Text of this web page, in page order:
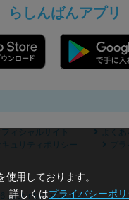
らしんばんアプリ
フィシャルサイト よく
キュリティポリシー
プ
Lashinbang Co.,Ltd.
用しております。
詳しくはプライバシーポ